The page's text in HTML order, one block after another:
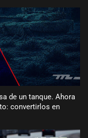
de un tanque. Ahora
convertirlos en